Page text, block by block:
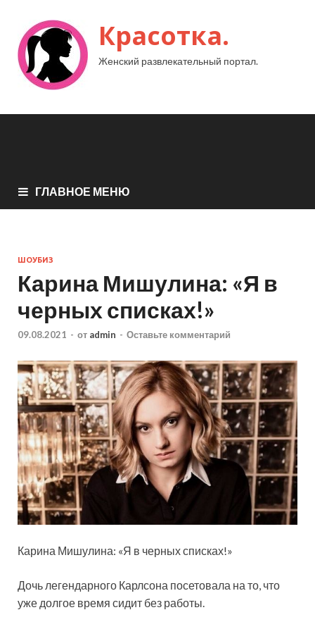
Красотка.
Женский развлекательный портал.
ГЛАВНОЕ МЕНЮ
ШОУБИЗ
Карина Мишулина: «Я в
черных списках!»
09.08.2021 - от admin - Оставьте комментарий
Карина Мишулина: «Я в черных списках!»
Дочь легендарного Карлсона посетовала на то, что
уже долгое время сидит без работы.